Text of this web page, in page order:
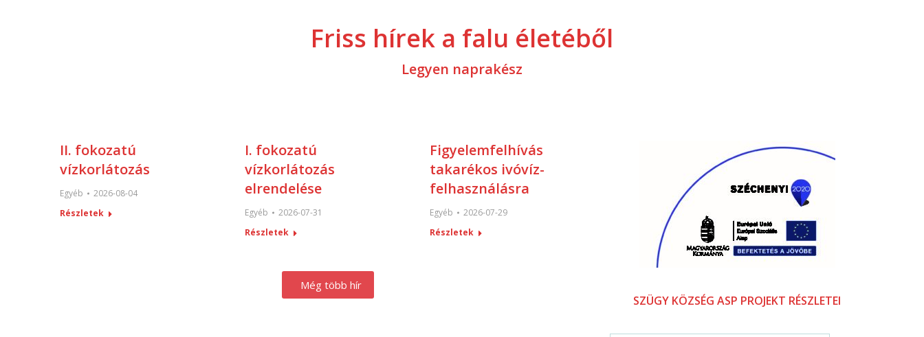
Friss hírek a falu életéből
Legyen naprakész
II. fokozatú
vízkorlátozás
Egyéb
2026-08-04
Részletek
I. fokozatú
vízkorlátozás
elrendelése
Egyéb
2026-07-31
Részletek
Figyelemfelhívás
takarékos ivóvíz-
felhasználásra
Egyéb
2026-07-29
Részletek
Még több hír
SZÜGY KÖZSÉG ASP PROJEKT RÉSZLETEI